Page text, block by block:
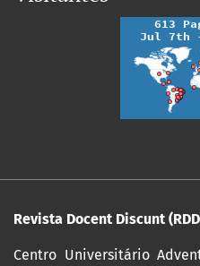
Revista Docent Discunt
Centro Universitário